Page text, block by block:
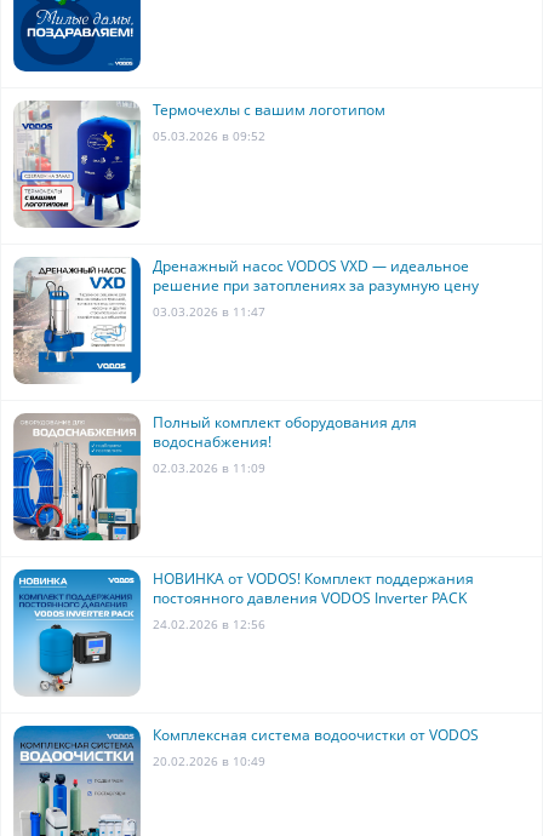
Термочехлы с вашим логотипом
05.03.2026 в 09:52
Дренажный насос VODOS VXD — идеальное
решение при затоплениях за разумную цену
03.03.2026 в 11:47
Полный комплект оборудования для
водоснабжения!
02.03.2026 в 11:09
НОВИНКА от VODOS! Комплект поддержания
постоянного давления VODOS Inverter PACK
24.02.2026 в 12:56
Комплексная система водоочистки от VODOS
20.02.2026 в 10:49